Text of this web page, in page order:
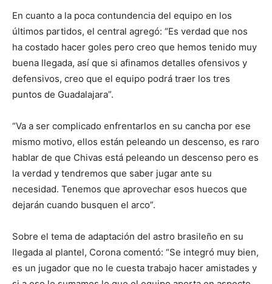
En cuanto a la poca contundencia del equipo en los
últimos partidos, el central agregó: “Es verdad que nos
ha costado hacer goles pero creo que hemos tenido muy
buena llegada, así que si afinamos detalles ofensivos y
defensivos, creo que el equipo podrá traer los tres
puntos de Guadalajara”.
“Va a ser complicado enfrentarlos en su cancha por ese
mismo motivo, ellos están peleando un descenso, es raro
hablar de que Chivas está peleando un descenso pero es
la verdad y tendremos que saber jugar ante su
necesidad. Tenemos que aprovechar esos huecos que
dejarán cuando busquen el arco”.
Sobre el tema de adaptación del astro brasileño en su
llegada al plantel, Corona comentó: “Se integró muy bien,
es un jugador que no le cuesta trabajo hacer amistades y